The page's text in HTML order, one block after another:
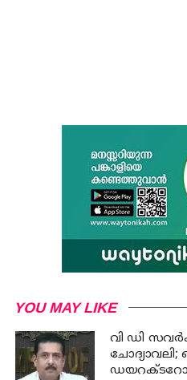
YOU MAY LIKE
വി ഡി
ചോദ്യാവലി;
ഡയറക്ടറോട്